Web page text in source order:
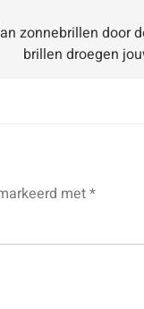
zonnebrillen door
brillen droegen
met*